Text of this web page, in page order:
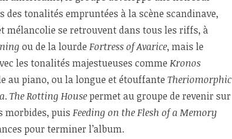
tonalités empruntées à la scène scandinave,
mélancolie se retrouvent dans tous les riffs, à
ou de la lourde Fortress of Avarice, mais le
les tonalités majestueuses comme Kronos
au piano, ou la longue et étouffante Theriomorphic
. The Rotting Housepermet au groupe de revenir sur
morbides, puis Feeding on the Flesh of a Memory
pour terminer l’album.